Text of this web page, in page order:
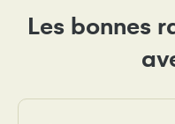
Les bonnes